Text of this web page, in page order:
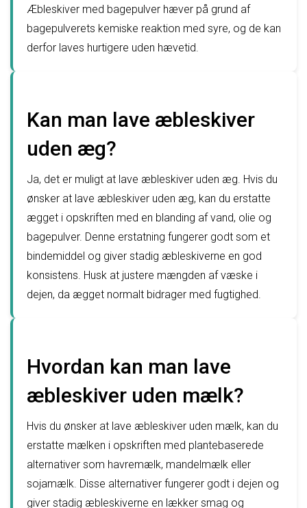
Æbleskiver med bagepulver hæver på grund af
bagepulverets kemiske reaktion med syre, og de kan
derfor laves hurtigere uden hævetid.
Kan man lave æbleskiver
uden æg?
Ja, det er muligt at lave æbleskiver uden æg. Hvis du
ønsker at lave æbleskiver uden æg, kan du erstatte
ægget i opskriften med en blanding af vand, olie og
bagepulver. Denne erstatning fungerer godt som et
bindemiddel og giver stadig æbleskiverne en god
konsistens. Husk at justere mængden af væske i
dejen, da ægget normalt bidrager med fugtighed.
Hvordan kan man lave
æbleskiver uden mælk?
Hvis du ønsker at lave æbleskiver uden mælk, kan du
erstatte mælken i opskriften med plantebaserede
alternativer som havremælk, mandelmælk eller
sojamælk. Disse alternativer fungerer godt i dejen og
giver stadig æbleskiverne en lækker smag og